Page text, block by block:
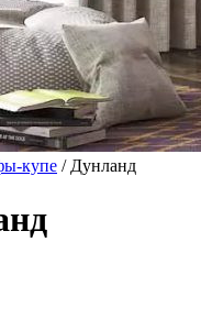
купе / Дунланд